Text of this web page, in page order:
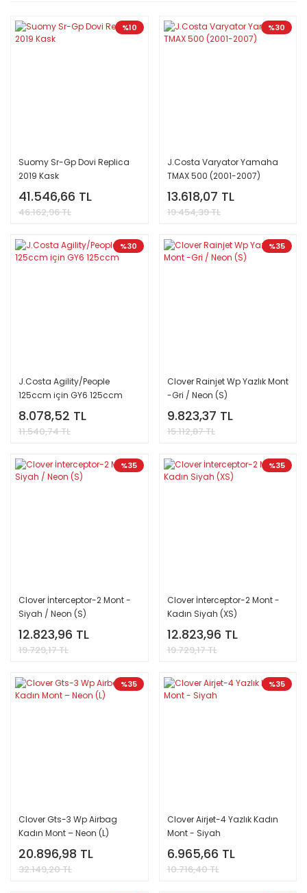
%10
Suomy Sr-Gp Dovi Replica
2019 Kask
41.546,66 TL
46.162,96 TL
%30
J.Costa Varyator Yamaha
TMAX 500 (2001-2007)
13.618,07 TL
19.454,39 TL
%30
J.Costa Agility/​People
125ccm için GY6 125ccm
8.078,52 TL
11.540,74 TL
%35
Clover Rainjet Wp Yazlık Mont
-Gri / Neon (S)
9.823,37 TL
15.112,87 TL
%35
Clover İnterceptor-2 Mont -
Siyah / Neon (S)
12.823,96 TL
19.729,17 TL
%35
Clover İnterceptor-2 Mont -
Kadın Siyah (XS)
12.823,96 TL
19.729,17 TL
%35
Clover Gts-3 Wp Airbag
Kadın Mont – Neon (L)
20.896,98 TL
32.149,20 TL
%35
Clover Airjet-4 Yazlık Kadın
Mont - Siyah
6.965,66 TL
10.716,40 TL